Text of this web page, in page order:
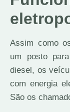
Assim como
um posto
diesel, os
com energia
São os